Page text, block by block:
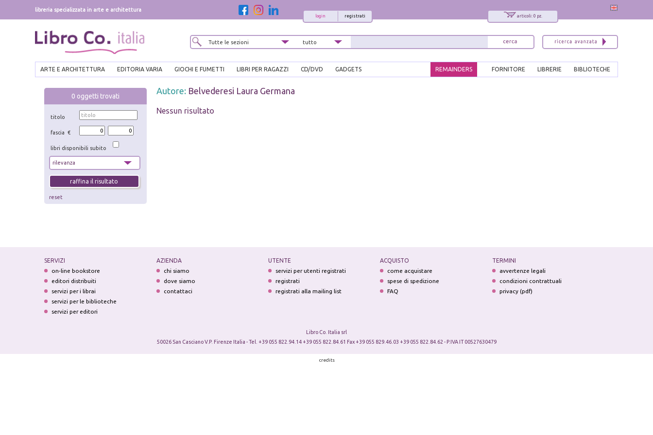
libreria specializzata in arte e architettura
articoli: 0 pz.
registrati
login
ARTE E ARCHITETTURA EDITORIA VARIA GIOCHI E FUMETTI LIBRI PER RAGAZZI CD/DVD GADGETS BIBLIOTECHE
LIBRERIE
FORNITORE
REMAINDERS
0 oggetti trovati
titolo
fascia €
libri disponibili subito
reset
Autore: Belvederesi Laura Germana
Nessun risultato
SERVIZI
on-line bookstore
editori distribuiti
servizi per i librai
servizi per le biblioteche
servizi per editori
AZIENDA
chi siamo
dove siamo
contattaci
UTENTE
servizi per utenti registrati
registrati
registrati alla mailing list
ACQUISTO
come acquistare
spese di spedizione
FAQ
TERMINI
avvertenze legali
condizioni contrattuali
privacy (pdf)
Libro Co. Italia srl
50026 San Casciano V.P. Firenze Italia - Tel. +39 055 822.94.14 +39 055 822.84.61 Fax +39 055 829.46.03 +39 055 822.84.62 - P.IVA IT 00527630479
credits